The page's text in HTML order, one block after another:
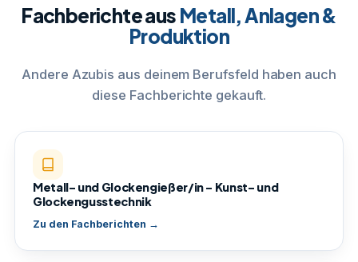
Fachberichte aus Metall, Anlagen &
Produktion
Andere Azubis aus deinem Berufsfeld haben auch
diese Fachberichte gekauft.
Metall- und Glockengießer/in – Kunst- und
Glockengusstechnik
Zu den Fachberichten →